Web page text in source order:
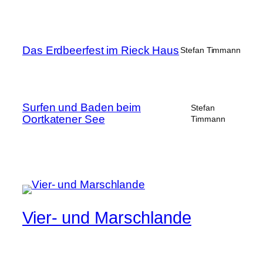
Das Erdbeerfest im Rieck Haus Stefan Timmann
Surfen und Baden beim
Oortkatener See
Stefan
Timmann
Vier- und Marschlande